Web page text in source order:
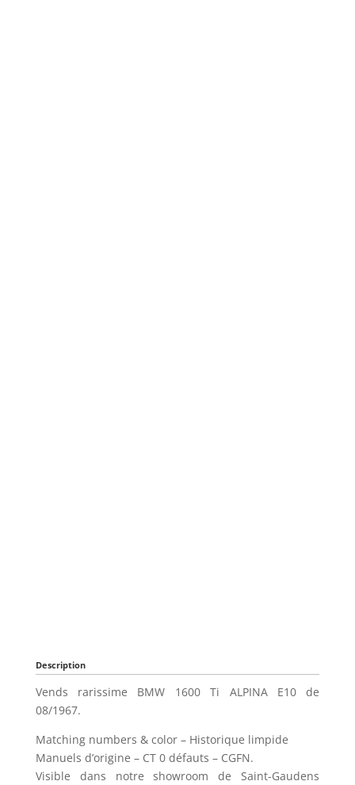
Description
Vends rarissime BMW 1600 Ti ALPINA E10 de
08/1967.
Matching numbers & color – Historique limpide
Manuels d’origine – CT 0 défauts – CGFN.
Visible dans notre showroom de Saint-Gaudens